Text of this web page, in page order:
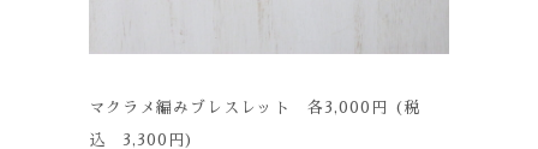
マクラメ編みブレスレット 各3,000円 (税
込 3,300円)